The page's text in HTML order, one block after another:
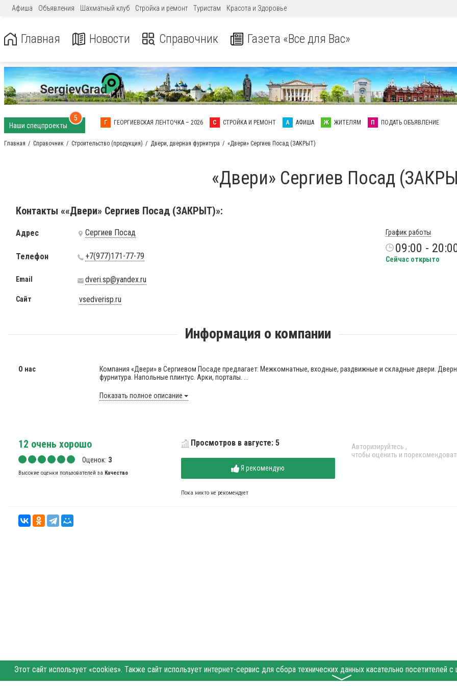
Афиша Объявления Шахматный клуб Стройка и ремонт Туристам Красота и Здоровье
Главная Новости Справочник Газета «Все для Вас»
Наши спецпроекты
5
Г ГЕОРГИЕВСКАЯ ЛЕНТОЧКА – 2026 С СТРОЙКА И РЕМОНТ А АФИША Ж ЖИТЕЛЯМ П ПОДАТЬ ОБЪЯВЛЕНИЕ
Главная Справочник Строительство (продукция) Двери, дверная фурнитура «Двери» Сергиев Посад (ЗАКРЫТ)
«Двери» Сергиев Посад
Контакты ««Двери» Сергиев Посад (ЗАКРЫТ)»:
Адрес Сергиев Посад
Телефон +7(977)171-77-79
Email dveri.sp@yandex.ru
Сайт vsedverisp.ru
График работы
09:00 -
Сейчас открыто
Информация о компании
О нас
Компания «Двери» в Сергиевом Посаде предлагает: Межкомнатные, входные, раздвижные и складные двери.
фурнитура. Напольные плинтус. Арки, порталы. ...
Показать полное описание
12 очень хорошо
Оценок: 3
Высокие оценки пользователей за Качество
Просмотров в августе: 5
Я рекомендую
Пока никто не рекомендует
Авторизируйтесь ,
чтобы оценить и
〉